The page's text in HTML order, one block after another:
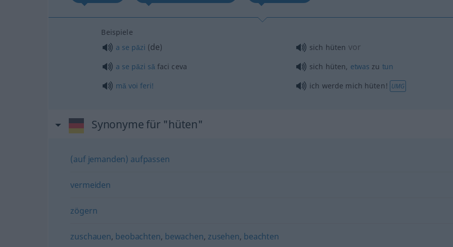
Beispiele
a se păzi (de) sich hüten vor
a se păzi săfaci ceva sich hüten, etwas zu tun
mă voi feri! ich werde mich hüten! UMG
Synonyme für "hüten"
(auf jemanden) aufpassen
vermeiden
zögern
zuschauen, beobachten, bewachen, zusehen, beachten